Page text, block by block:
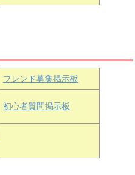
エマ・ヴェルデ
フレンド募集掲示板
初心者質問掲示板